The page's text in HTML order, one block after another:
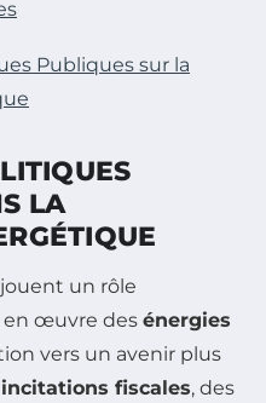
Publiques sur la
LA
jouent un rôle
en œuvre des énergies
vers un avenir plus
incitations fiscales, des